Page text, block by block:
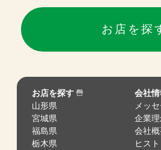
お店を探
お店を探す
山形県
宮城県
福島県
栃木県
会社情
メッ
企業理
会社
ヒス